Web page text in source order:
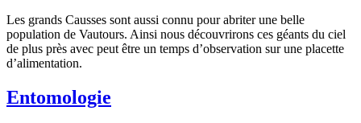
Les grands Causses sont aussi connu pour abriter une belle
population de Vautours. Ainsi nous découvrirons ces géants du ciel
de plus près avec peut être un temps d’observation sur une placette
d’alimentation.
Entomologie